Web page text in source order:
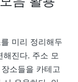
미리 정리해두
해진다. 주소 모
소들을 카테고